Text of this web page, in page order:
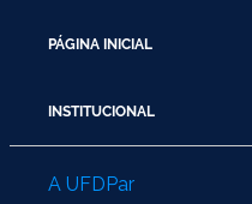
PÁGINA INICIAL
INSTITUCIONAL
A UFDPar